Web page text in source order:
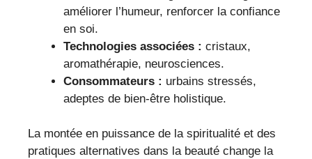
améliorer l’humeur, renforcer la confiance
en soi.
Technologies associées : cristaux,
aromathérapie, neurosciences.
Consommateurs : urbains stressés,
adeptes de bien-être holistique.
La montée en puissance de la spiritualité et des
pratiques alternatives dans la beauté change la